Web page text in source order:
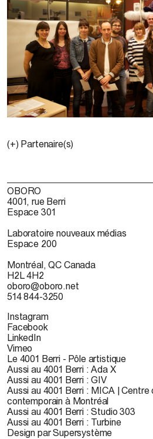
(+) Partenaire(s)
OBORO
4001, rue Berri
Espace 301
Laboratoire nouveaux médias
Espace 200
Montréal, QC Canada
H2L 4H2
oboro@oboro.net
514 844-3250
Instagram
Facebook
LinkedIn
Vimeo
Le 4001 Berri - Pôle artistique
Aussi au 4001 Berri : Ada X
Aussi au 4001 Berri : GIV
Aussi au 4001 Berri : MICA |
contemporain à Montréal
Aussi au 4001 Berri : Studio 303
Aussi au 4001 Berri : Turbine
Design par Supersystème